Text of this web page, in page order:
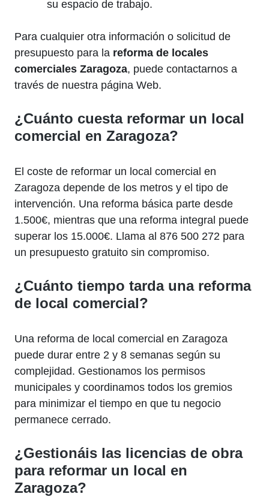
su espacio de trabajo.
Para cualquier otra información o solicitud de
presupuesto para la reforma de locales
comerciales Zaragoza, puede contactarnos a
través de nuestra página Web.
¿Cuánto cuesta reformar un local
comercial en Zaragoza?
El coste de reformar un local comercial en
Zaragoza depende de los metros y el tipo de
intervención. Una reforma básica parte desde
1.500€, mientras que una reforma integral puede
superar los 15.000€. Llama al 876 500 272 para
un presupuesto gratuito sin compromiso.
¿Cuánto tiempo tarda una reforma
de local comercial?
Una reforma de local comercial en Zaragoza
puede durar entre 2 y 8 semanas según su
complejidad. Gestionamos los permisos
municipales y coordinamos todos los gremios
para minimizar el tiempo en que tu negocio
permanece cerrado.
¿Gestionáis las licencias de obra
para reformar un local en
Zaragoza?